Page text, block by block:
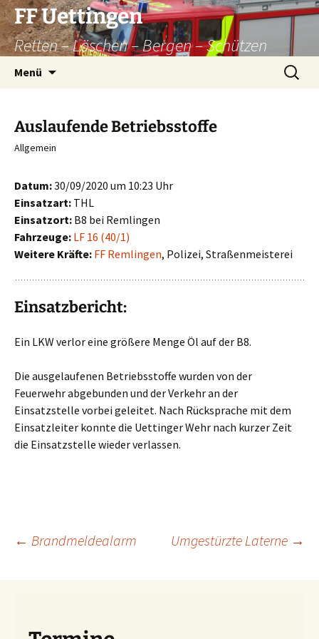
Zum
Inhalt
springen
FF Uettingen
Retten – Löschen – Bergen – Schützen
Menü
Suchen
nach:
Auslaufende Betriebsstoffe
Allgemein
Datum:30/09/2020 um 10:23 Uhr
Einsatzart: THL
Einsatzort: B8 bei Remlingen
Fahrzeuge: LF 16 (40/1)
Weitere Kräfte: FF Remlingen, Polizei, Straßenmeisterei
Einsatzbericht:
Ein LKW verlor eine größere Menge Öl auf der B8.
Die ausgelaufenen Betriebsstoffe wurden von der
Feuerwehr abgebunden und der Verkehr an der
Einsatzstelle vorbei geleitet. Nach Rücksprache mit dem
Einsatzleiter konnte die Uettinger Wehr nach kurzer Zeit
die Einsatzstelle wieder verlassen.
Beitragsnavigation
← Brandmeldealarm Umgestürzte Laterne →